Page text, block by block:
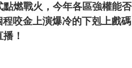
燃戰火，今年各區強權能否
咬金上演爆冷的下剋上戲碼
！